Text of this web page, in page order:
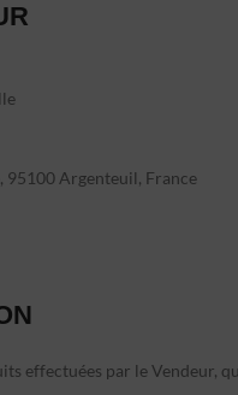
Argenteuil, France
effectuées par le Vendeur,